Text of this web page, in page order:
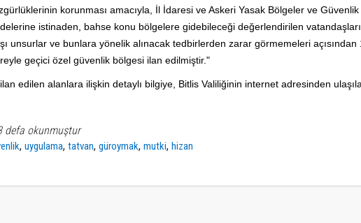
korunması amacıyla, İl İdaresi ve Askeri Yasak Bölgeler ve
istinaden, bahse konu bölgelere gidebileceği değerlendirilen
unsurlar ve bunlara yönelik alınacak tedbirlerden zarar görmemeleri
geçici özel güvenlik bölgesi ilan edilmiştir."
edilen alanlara ilişkin detaylı bilgiye, Bitlis Valiliğinin internet adresinden
defa okunmuştur
,uygulama,tatvan,güroymak,mutki,hizan